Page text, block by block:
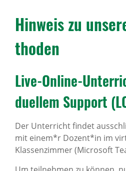
Hinweis zu
thoden
Live-Online-
du­ellem Support
Der Unterricht findet
mit einem*r Dozent*in im
Klassenzimmer (Microsoft